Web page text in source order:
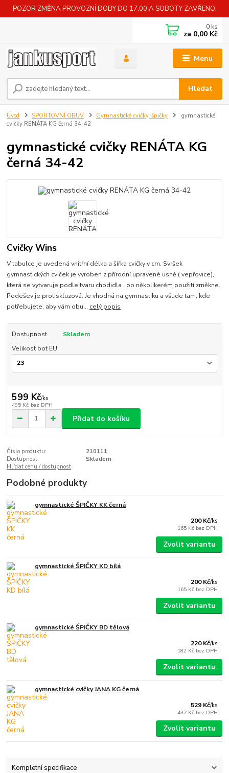
POZOR ZMĚNA PROVOZNÍ DOBY DO 17,00 A SOBOTY ZAVŘENO.
Menu
Hledat
0 ks
za 0,00 Kč
Úvod SPORTOVNÍ OBUV Gymnastické cvičky, špičky
gymnastické
cvičky RENÁTA KG černá 34-42
gymnastické cvičky RENÁTA KG
černá 34-42
Cvičky Wins
V tabulce je uvedená vnitřní délka a šířka cvičky v cm. Svršek
gymnastických cviček je vyroben z přírodní upravené usně ( vepřovice),
která se vytvaruje podle tvaru chodidla , po několikerém použití změkne.
Podešev je protiskluzová. Je vhodná na gymnastiku a všude tam, kde
potřebujete, aby vám obu... celý popis
Dostupnost
Skladem
Velikost bot EU
599 Kč/ks
495 Kč bez DPH
Přidat do košíku
Číslo produktu:
210111
Dostupnost:
Skladem
Hlídat cenu / dostupnost
Podobné produkty
gymnastické ŠPIČKY KK černá
200 Kč/ks
165 Kč bez DPH
Zvolit variantu
gymnastické ŠPIČKY KD bílá
200 Kč/ks
165 Kč bez DPH
Zvolit variantu
gymnastické ŠPIČKY BD tělová
220 Kč/ks
182 Kč bez DPH
Zvolit variantu
gymnastické cvičky JANA KG černá
529 Kč/ks
437 Kč bez DPH
Zvolit variantu
Kompletní specifikace